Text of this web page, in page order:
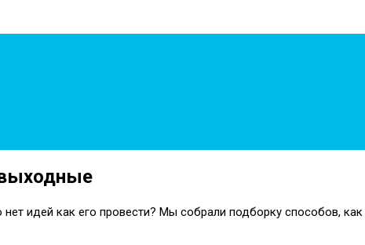
выходные
идей как его провести? Мы собрали подборку способов,